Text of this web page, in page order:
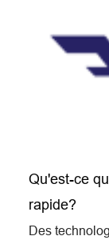
Qu'est-ce
rapide?
Des